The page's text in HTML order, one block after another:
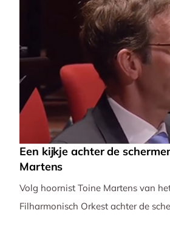
Een kijkje achter de
Martens
Volg hoornist Toine Martens van
Filharmonisch Orkest achter de